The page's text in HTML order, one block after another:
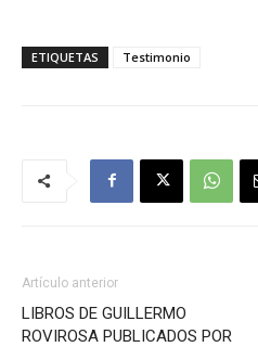
ETIQUETAS Testimonio
Artículo anterior
LIBROS DE GUILLERMO
ROVIROSA PUBLICADOS POR